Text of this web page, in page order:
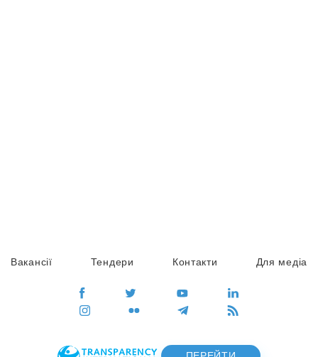
Вакансії Тендери Контакти Для медіа